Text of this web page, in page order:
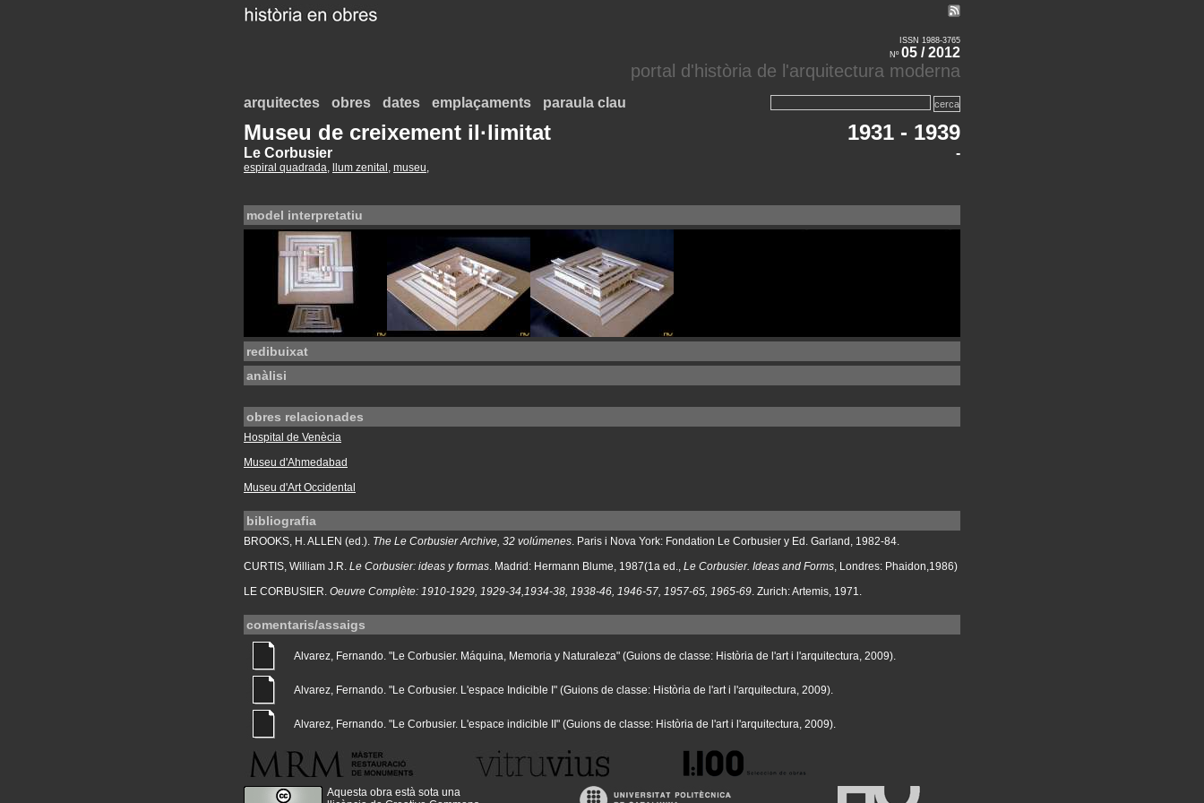
ISSN 1988-3765
Nº 05 / 2012
portal d'història de l'arquitectura moderna
arquitectes obres dates emplaçaments paraula clau
Museu de creixement il·limitat 1931 - 1939
Le Corbusier -
espiral quadrada, llum zenital , museu,
model interpretatiu
redibuixat
anàlisi
obres relacionades
Hospital de Venècia
Museu d'Ahmedabad
Museu d'Art Occidental
bibliografia
BROOKS, H. ALLEN (ed.). The Le Corbusier Archive, 32 volúmenes. Paris i Nova York: Fondation Le Corbusier y Ed. Garland, 1982-84.
CURTIS, William J.R. Le Corbusier: ideas y formas. Madrid: Hermann Blume, 1987(1a ed., Le Corbusier. Ideas and Forms, Londres: Phaidon,1986)
LE CORBUSIER. Oeuvre Complète: 1910-1929, 1929-34,1934-38, 1938-46, 1946-57, 1957-65, 1965-69. Zurich: Artemis, 1971.
comentaris/assaigs
Alvarez, Fernando. "Le Corbusier. Máquina, Memoria y Naturaleza" (Guions de classe: Història de l'art i l'arquitectura, 2009).
Alvarez, Fernando. "Le Corbusier. L'espace Indicible I" (Guions de classe: Història de l'art i l'arquitectura, 2009).
Alvarez, Fernando. "Le Corbusier. L'espace indicible II" (Guions de classe: Història de l'art i l'arquitectura, 2009).
Aquesta obra està sota una